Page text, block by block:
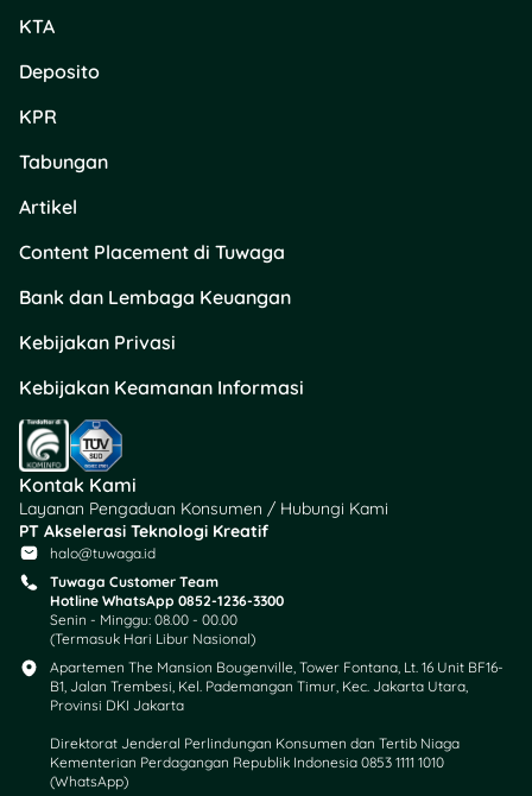
KTA
Deposito
KPR
Tabungan
Artikel
Content Placement di Tuwaga
Bank dan Lembaga Keuangan
Kebijakan Privasi
Kebijakan Keamanan Informasi
Kontak Kami
Layanan Pengaduan Konsumen / Hubungi Kami
PT Akselerasi Teknologi Kreatif
halo@tuwaga.id
Tuwaga Customer Team
Hotline WhatsApp 0852-1236-3300
Senin - Minggu: 08.00 - 00.00
(Termasuk Hari Libur Nasional)
Apartemen The Mansion Bougenville, Tower Fontana, Lt. 16 Unit BF16-
B1, Jalan Trembesi, Kel. Pademangan Timur, Kec. Jakarta Utara,
Provinsi DKI Jakarta
Direktorat Jenderal Perlindungan Konsumen dan Tertib Niaga
Kementerian Perdagangan Republik Indonesia 0853 1111 1010
(WhatsApp)​